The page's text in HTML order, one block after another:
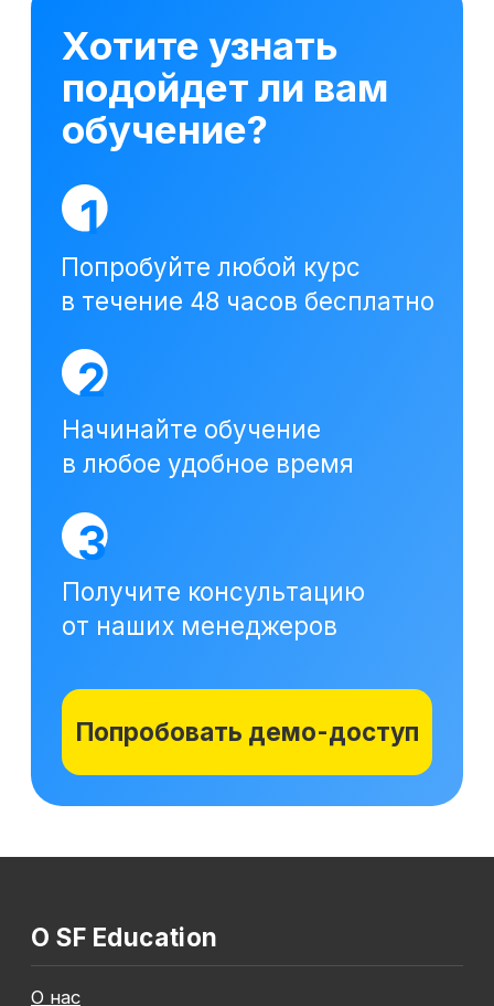
пользования веб-сайтом. «Cookie» представляют
собой небольшие файлы, содержащие информацию
о предыдущих посещениях веб-сайта. Если
вы не хотите использовать файлы «cookie»,
измените настройки браузера.
До окончания акции осталось
00 00 00
минута
00
Подробнее
Новая профессия
к сентябрю